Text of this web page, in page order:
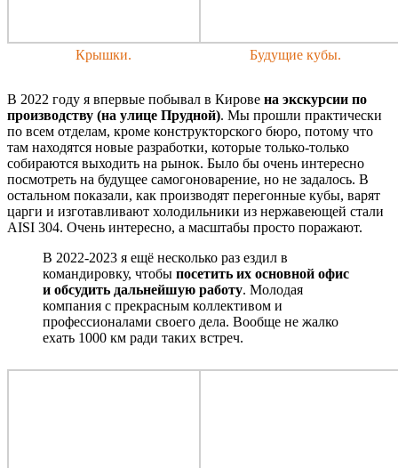
Крышки. Будущие кубы.
В 2022 году я впервые побывал в Кирове на экскурсии по
производству (на улице Прудной). Мы прошли практически
по всем отделам, кроме конструкторского бюро, потому что
там находятся новые разработки, которые только-только
собираются выходить на рынок. Было бы очень интересно
посмотреть на будущее самогоноварение, но не задалось. В
остальном показали, как производят перегонные кубы, варят
царги и изготавливают холодильники из нержавеющей стали
AISI 304. Очень интересно, а масштабы просто поражают.
В 2022-2023 я ещё несколько раз ездил в
командировку, чтобы посетить их основной офис
и обсудить дальнейшую работу. Молодая
компания с прекрасным коллективом и
профессионалами своего дела. Вообще не жалко
ехать 1000 км ради таких встреч.